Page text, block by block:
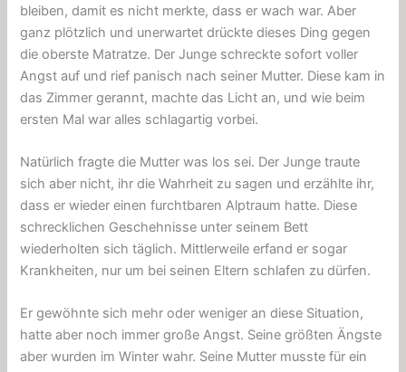
bleiben, damit es nicht merkte, dass er wach war. Aber
ganz plötzlich und unerwartet drückte dieses Ding gegen
die oberste Matratze. Der Junge schreckte sofort voller
Angst auf und rief panisch nach seiner Mutter. Diese kam in
das Zimmer gerannt, machte das Licht an, und wie beim
ersten Mal war alles schlagartig vorbei.
Natürlich fragte die Mutter was los sei. Der Junge traute
sich aber nicht, ihr die Wahrheit zu sagen und erzählte ihr,
dass er wieder einen furchtbaren Alptraum hatte. Diese
schrecklichen Geschehnisse unter seinem Bett
wiederholten sich täglich. Mittlerweile erfand er sogar
Krankheiten, nur um bei seinen Eltern schlafen zu dürfen.
Er gewöhnte sich mehr oder weniger an diese Situation,
hatte aber noch immer große Angst. Seine größten Ängste
aber wurden im Winter wahr. Seine Mutter musste für ein